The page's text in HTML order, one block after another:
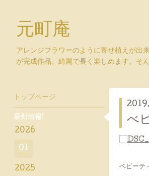
元町庵
アレンジフラワーのように寄せ植えが出
が完成作品。綺麗で長く楽しめます。そ
べ
ベビーテ
トップページ
最新情報!
2026
01
2025